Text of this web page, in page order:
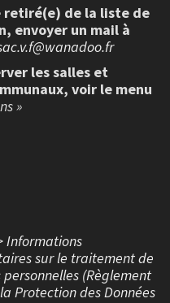
retiré(e) de la liste de
envoyer un mail à
les salles et
voir le menu
»
Informations
sur le traitement de
personnelles (Règlement
Protection des Données